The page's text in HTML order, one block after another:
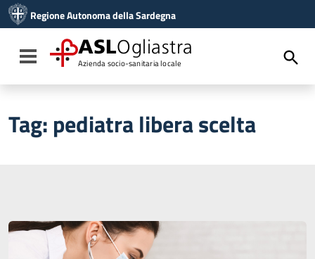
Vai al menu di navigazione
Vai al footer
Regione Autonoma della Sardegna
Toggle navigation
ASLOgliastra
Azienda socio-sanitaria locale
Tag: pediatra libera scelta